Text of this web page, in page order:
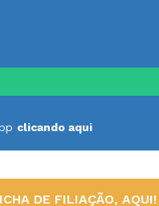
clicando aqui
DE FILIAÇÃO, AQUI!